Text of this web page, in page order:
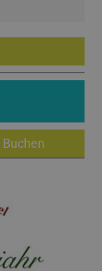
Buchen